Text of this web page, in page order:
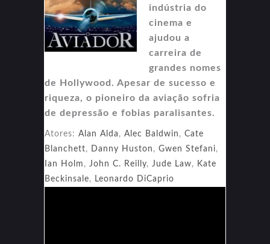
indústria do
cinema e
ajudou a
carreira de
grandes nomes
de Hollywood. Apesar de sucesso e
riqueza, o pioneiro da aviação sofria
de depressão e fobias paralisantes.
Atores: Alan Alda , Alec Baldwin , Cate
Blanchett, Danny Huston , Gwen Stefani,
Ian Holm , John C. Reilly, Jude Law, Kate
Beckinsale, Leonardo DiCaprio